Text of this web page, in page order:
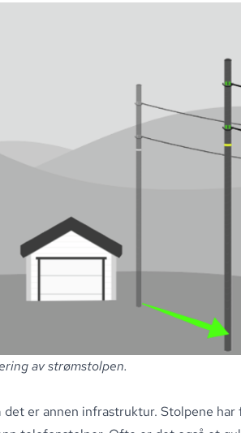
av strømstolpen.
det er annen infrastruktur. Stolpene har